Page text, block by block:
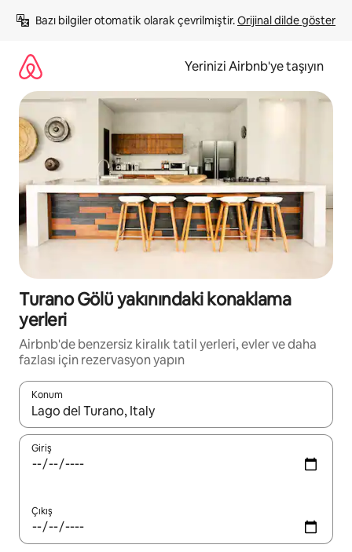
atla
Bazı bilgiler otomatik olarak çevrilmiştir. Orijinal dilde göster
Yerinizi Airbnb'ye taşıyın
Turano Gölü yakınındaki konaklama
yerleri
Airbnb'de benzersiz kiralık tatil yerleri, evler ve daha
fazlası için rezervasyon yapın
Konum
Sonuçlar kullanılabilir olduğunda yukarı ve aşağı oklarıyla
Giriş
Çıkış